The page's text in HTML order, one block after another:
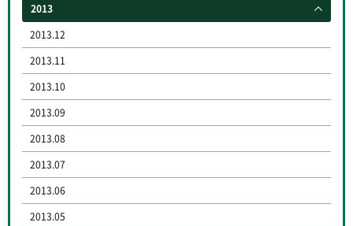
2013
2013.12
2013.11
2013.10
2013.09
2013.08
2013.07
2013.06
2013.05